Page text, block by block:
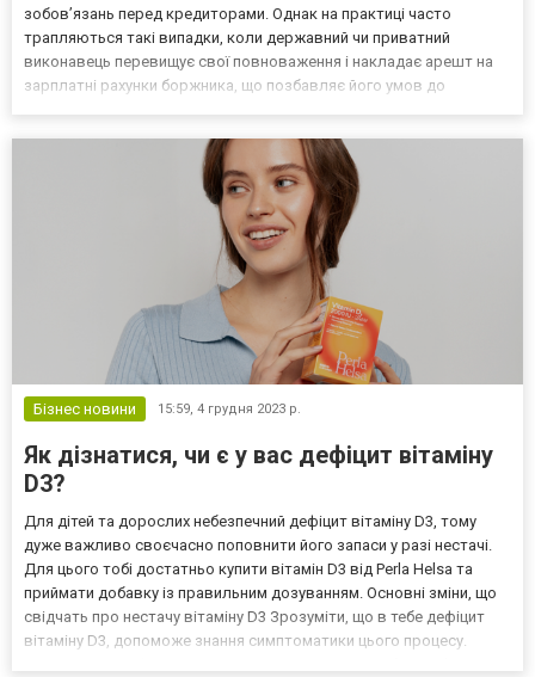
зобовʼязань перед кредиторами. Однак на практиці часто
трапляються такі випадки, коли державний чи приватний
виконавець перевищує свої повноваження і накладає арешт на
зарплатні рахунки боржника, що позбавляє його умов до
Бізнес новини 15:59, 4 грудня 2023 р.
Як дізнатися, чи є у вас дефіцит вітаміну
D3?
Для дітей та дорослих небезпечний дефіцит вітаміну D3, тому
дуже важливо своєчасно поповнити його запаси у разі нестачі.
Для цього тобі достатньо купити вітамін D3 від Perla Helsa та
приймати добавку із правильним дозуванням. Основні зміни, що
свідчать про нестачу вітаміну D3 Зрозуміти, що в тебе дефіцит
вітаміну D3, допоможе знання симптоматики цього процесу.